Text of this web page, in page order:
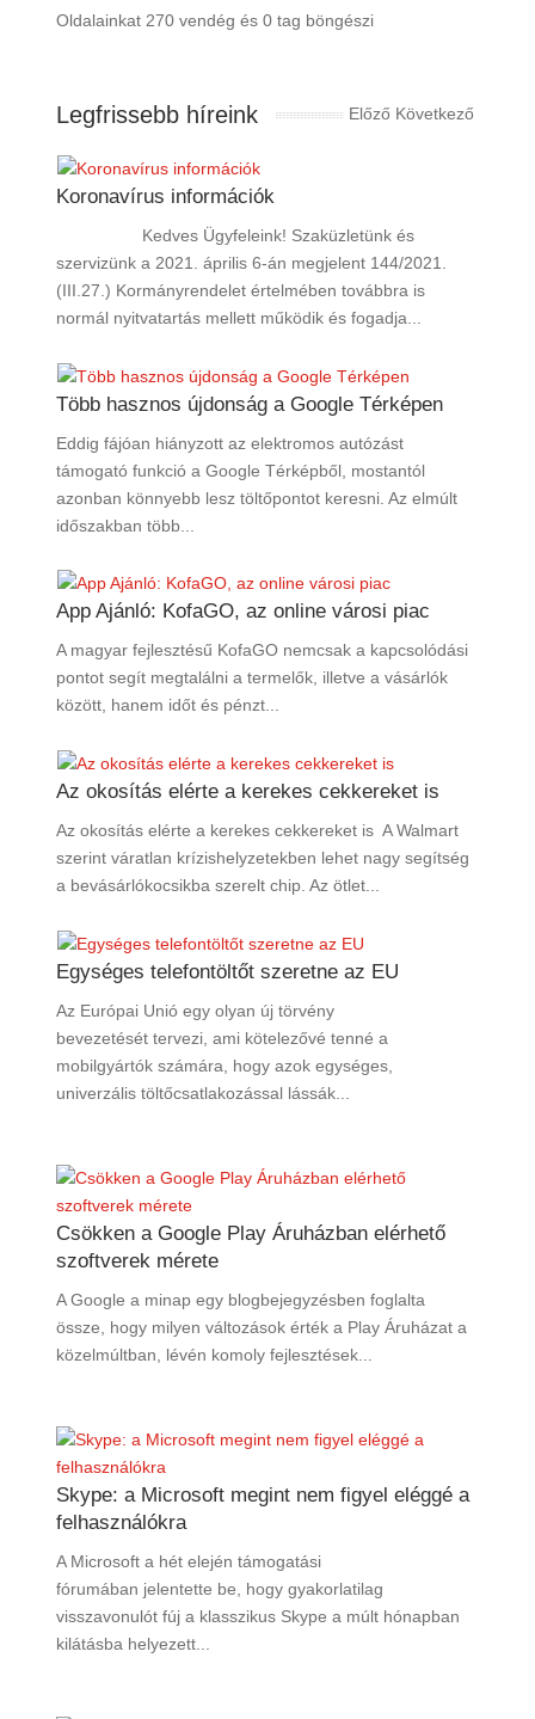
Oldalainkat 270 vendég és 0 tag böngészi
Legfrissebb híreink Előző Következő
Koronavírus információk
Kedves Ügyfeleink! Szaküzletünk és
szervizünk a 2021. április 6-án megjelent 144/2021.
(III.27.) Kormányrendelet értelmében továbbra is
normál nyitvatartás mellett működik és fogadja...
Több hasznos újdonság a Google Térképen
Eddig fájóan hiányzott az elektromos autózást
támogató funkció a Google Térképből, mostantól
azonban könnyebb lesz töltőpontot keresni. Az elmúlt
időszakban több...
App Ajánló: KofaGO, az online városi piac
A magyar fejlesztésű KofaGO nemcsak a kapcsolódási
pontot segít megtalálni a termelők, illetve a vásárlók
között, hanem időt és pénzt...
Az okosítás elérte a kerekes cekkereket is
Az okosítás elérte a kerekes cekkereket is A Walmart
szerint váratlan krízishelyzetekben lehet nagy segítség
a bevásárlókocsikba szerelt chip. Az ötlet...
Egységes telefontöltőt szeretne az EU
Az Európai Unió egy olyan új törvény
bevezetését tervezi, ami kötelezővé tenné a
mobilgyártók számára, hogy azok egységes,
univerzális töltőcsatlakozással lássák...
Csökken a Google Play Áruházban elérhető
szoftverek mérete
A Google a minap egy blogbejegyzésben foglalta
össze, hogy milyen változások érték a Play Áruházat a
közelmúltban, lévén komoly fejlesztések...
Skype: a Microsoft megint nem figyel eléggé a
felhasználókra
A Microsoft a hét elején támogatási
fórumában jelentette be, hogy gyakorlatilag
visszavonulót fúj a klasszikus Skype a múlt hónapban
kilátásba helyezett...